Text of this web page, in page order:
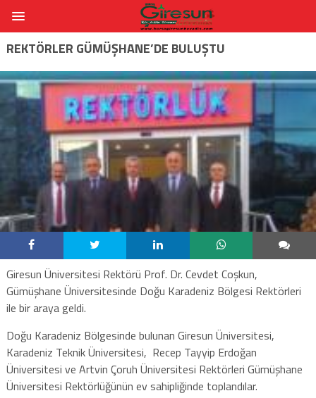
REKTÖRLER GÜMÜŞHANE’DE BULUŞTU
Giresun Üniversitesi Rektörü Prof. Dr. Cevdet Coşkun,
Gümüşhane Üniversitesinde Doğu Karadeniz Bölgesi Rektörleri
ile bir araya geldi.
Doğu Karadeniz Bölgesinde bulunan Giresun Üniversitesi,
Karadeniz Teknik Üniversitesi, Recep Tayyip Erdoğan
Üniversitesi ve Artvin Çoruh Üniversitesi Rektörleri Gümüşhane
Üniversitesi Rektörlüğünün ev sahipliğinde toplandılar.